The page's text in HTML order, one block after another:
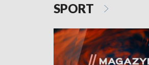
SPORT